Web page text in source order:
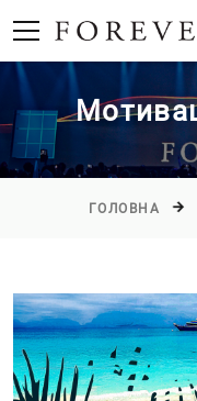
Українська
ГОЛОВНА